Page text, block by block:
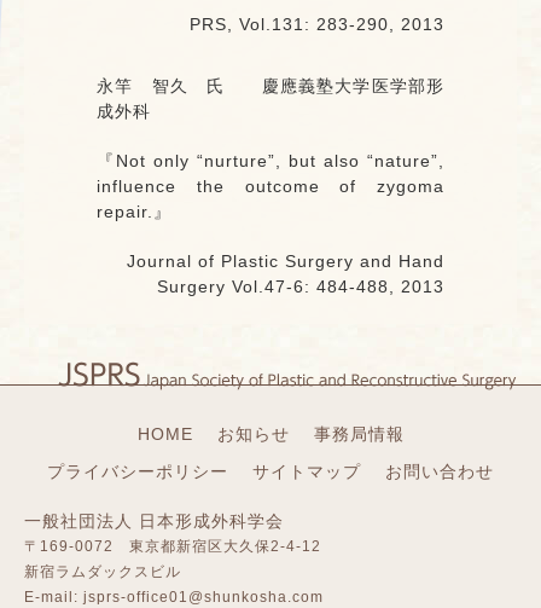
PRS, Vol.131: 283-290, 2013
永竿 智久 氏 慶應義塾大学医学部形
成外科
『Not only “nurture”, but also “nature”,
influence the outcome of zygoma
repair.』
Journal of Plastic Surgery and Hand
Surgery Vol.47-6: 484-488, 2013
HOME お知らせ
事務局情報
プライバシーポリシー
サイトマップ お問い合わせ
一般社団法人 日本形成外科学会
〒169-0072 東京都新宿区大久保2-4-12
新宿ラムダックスビル
E-mail: jsprs-office01@shunkosha.com